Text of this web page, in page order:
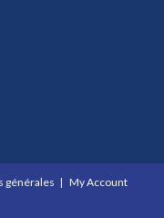
générales My Account